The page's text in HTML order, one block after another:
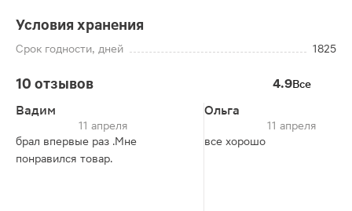
Условия хранения
Срок годности, дней 1825
10 отзывов 4.9Все
Вадим
11 апреля
брал впервые раз .Мне
понравился товар.
Ольга
11 апреля
все хорошо